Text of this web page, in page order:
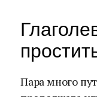
Пара много